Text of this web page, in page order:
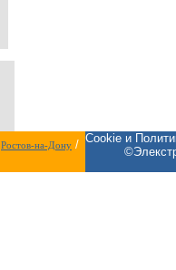
Ростов-на-Дону / Cookie и